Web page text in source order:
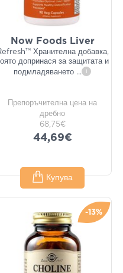
Now Foods Liver
Хранителна добавка,
допринася за защитата и
подмладяването ... i
Препоръчителна цена на
дребно
68,75€
44,69€
Купува
-13%